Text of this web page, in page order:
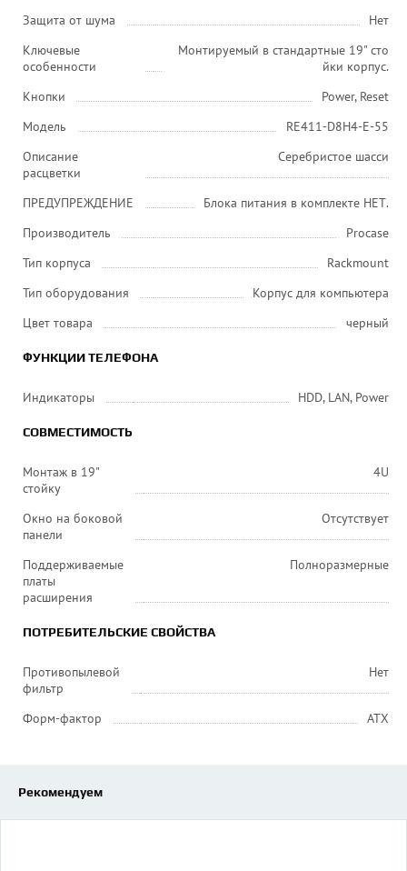
Защита от шума
Нет
Ключевые
особенности
Монтируемый в стандартные 19" сто
йки корпус.
Кнопки
Power, Reset
Модель
RE411-D8H4-E-55
Описание
расцветки
Серебристое шасси
ПРЕДУПРЕЖДЕНИЕ
Блока питания в комплекте НЕТ.
Производитель
Procase
Тип корпуса
Rackmount
Тип оборудования
Корпус для компьютера
Цвет товара
черный
ФУНКЦИИ ТЕЛЕФОНА
Индикаторы HDD, LAN, Power
СОВМЕСТИМОСТЬ
Монтаж в 19"
стойку
4U
Окно на боковой
панели
Отсутствует
Поддерживаемые
платы
расширения
Полноразмерные
ПОТРЕБИТЕЛЬСКИЕ СВОЙСТВА
Противопылевой
фильтр
Нет
Форм-фактор ATX
Рекомендуем